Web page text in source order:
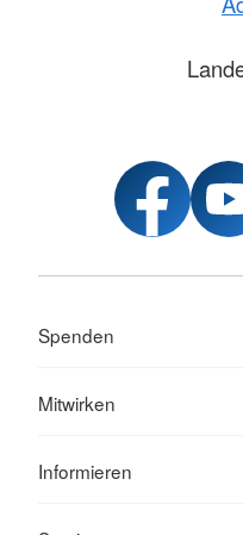
Spenden
Mitwirken
Informieren